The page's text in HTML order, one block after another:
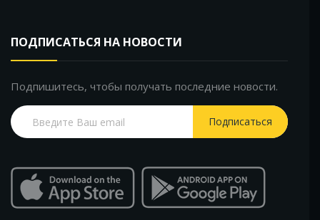
ПОДПИСАТЬСЯ НА НОВОСТИ
Подпишитесь, чтобы получать последние новости.
Подписаться